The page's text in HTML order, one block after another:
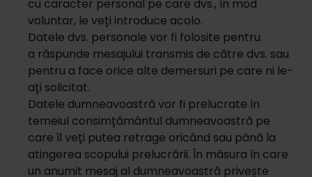
cu caracter personal pe care dvs., în mod
voluntar, le veți introduce acolo.
Datele dvs. personale vor fi folosite pentru
a răspunde mesajului transmis de către dvs. sau
pentru a face orice alte demersuri pe care ni le-
ați solicitat.
Datele dumneavoastră vor fi prelucrate în
temeiul consimțământul dumneavoastră pe
care îl veți putea retrage oricând sau până la
atingerea scopului prelucrării. În măsura în care
un anumit mesaj al dumneavoastră privește